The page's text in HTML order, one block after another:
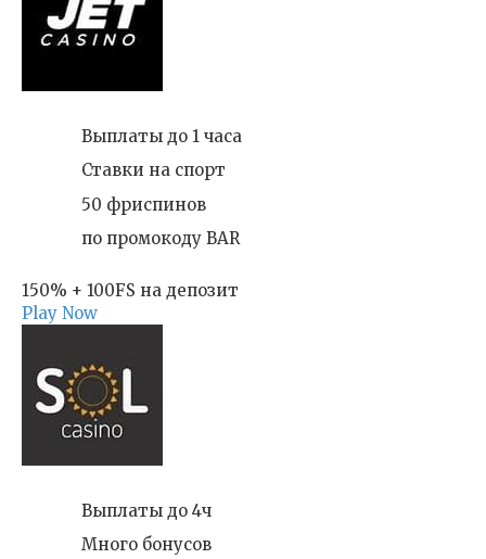
Выплаты до 1 часа
Ставки на спорт
50 фриспинов
по промокоду BAR
150% + 100FS на депозит
Play Now
Выплаты до 4ч
Много бонусов